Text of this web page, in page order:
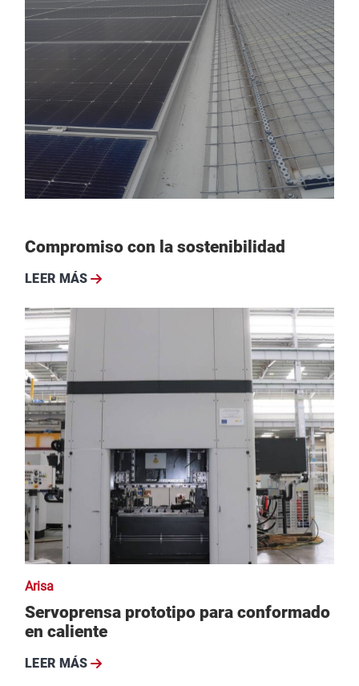
Compromiso con la sostenibilidad
LEER MÁS
Arisa
Servoprensa prototipo para conformado
en caliente
LEER MÁS